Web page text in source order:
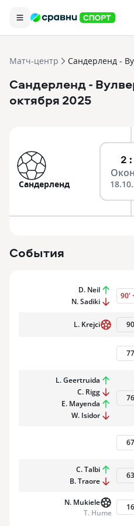
Матч-центр Сандерленд -
Сандерленд-
октября 2025
Сандерленд
2
События
D. Neil
N. Sadiki
90'
L. Krejci 90
77
L. Geertruida
C. Rigg
E. Mayenda
W. Isidor
76
67
C. Talbi
B. Traore
63
T. Hume
N. Mukiele 16
10
9
21